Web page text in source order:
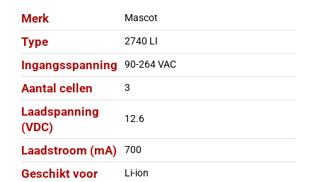
Merk Mascot
Type 2740 LI
Ingangsspanning 90-264 VAC
Aantal cellen 3
Laadspanning
(VDC)
12.6
Laadstroom (mA) 700
Geschikt voor Li-ion